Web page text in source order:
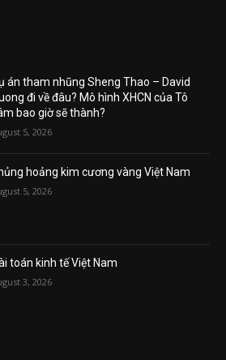
án tham nhũng Sheng Thao – David
đi về đâu? Mô hình XHCN của Tô
bao giờ sẽ thành?
5, 2026
hoảng kim cương vàng Việt Nam
5, 2026
toán kinh tế Việt Nam
3, 2026